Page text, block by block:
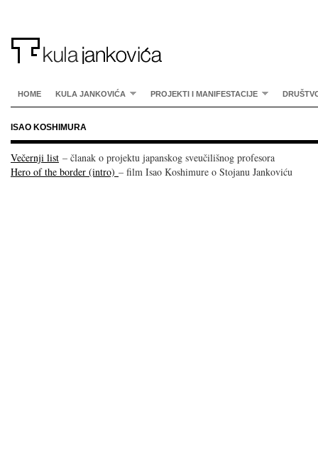
HOME KULA JANKOVIĆA PROJEKTI I MANIFESTACIJE
ISAO KOSHIMURA
Večernji list – članak o projektu japanskog sveučilišnog profesora
Hero of the border (intro) – film Isao Koshimure o Stojanu Jankoviću